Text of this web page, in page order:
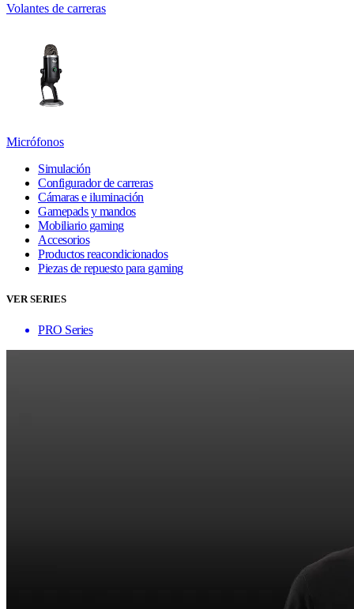
Volantes de carreras
Micrófonos
Simulación
Configurador de carreras
Cámaras e iluminación
Gamepads y mandos
Mobiliario gaming
Accesorios
Productos reacondicionados
Piezas de repuesto para gaming
VER SERIES
PRO Series